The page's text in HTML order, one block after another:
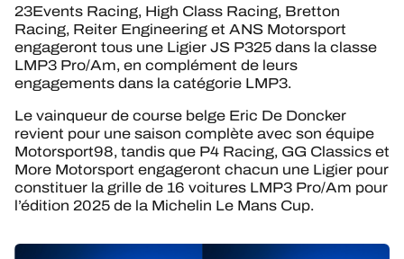
23Events Racing, High Class Racing, Bretton
Racing, Reiter Engineering et ANS Motorsport
engageront tous une Ligier JS P325 dans la classe
LMP3 Pro/Am, en complément de leurs
engagements dans la catégorie LMP3.
Le vainqueur de course belge Eric De Doncker
revient pour une saison complète avec son équipe
Motorsport98, tandis que P4 Racing, GG Classics et
More Motorsport engageront chacun une Ligier pour
constituer la grille de 16 voitures LMP3 Pro/Am pour
l’édition 2025 de la Michelin Le Mans Cup.